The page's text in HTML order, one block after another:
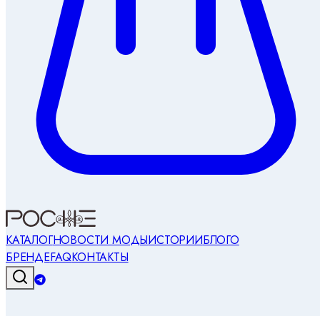
КАТАЛОГНОВОСТИ МОДЫИСТОРИИБЛОГО
БРЕНДЕFAQКОНТАКТЫ